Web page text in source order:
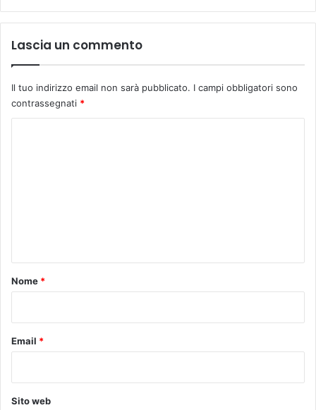
Lascia un commento
Il tuo indirizzo email non sarà pubblicato. I campi obbligatori sono
contrassegnati *
o
Nome *
Email *
Sito web